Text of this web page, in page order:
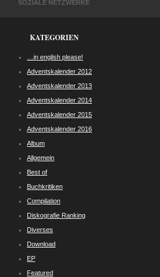
SOZIALE NETZWERKE
KATEGORIEN
…in english please!
Adventskalender 2012
Adventskalender 2013
Adventskalender 2014
Adventskalender 2015
Adventskalender 2016
Album
Allgemein
Best of
Buchkritiken
Compilation
Diskografie Ranking
Diverses
Download
EP
Featured